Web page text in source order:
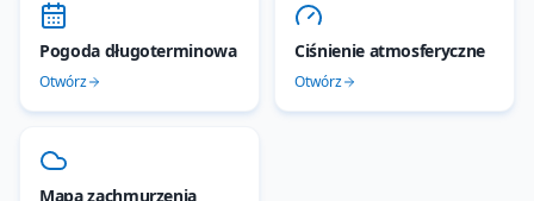
Pogoda długoterminowa
Otwórz
Ciśnienie atmosferyczne
Otwórz
Mapa zachmurzenia